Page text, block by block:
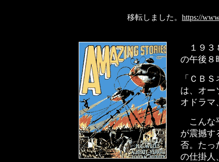
移転しました。 https://
１９３
の午後８
「ＣＢ
は、オー
オドラマ
こんな
が震撼す
否。たっ
の仕掛人